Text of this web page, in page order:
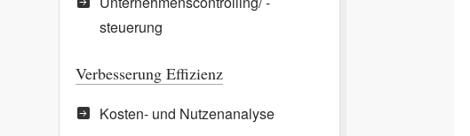
steuerung
Verbesserung Effizienz
Kosten- und Nutzenanalyse